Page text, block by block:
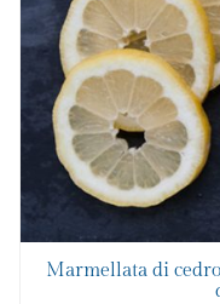
Marmellata di